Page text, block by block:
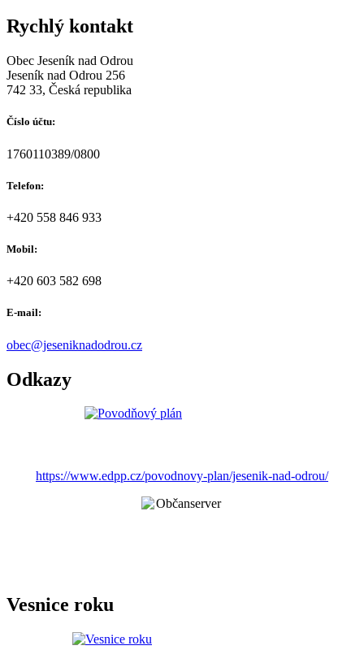
Rychlý kontakt
Obec Jeseník nad Odrou
Jeseník nad Odrou 256
742 33, Česká republika
Číslo účtu:
1760110389/0800
Telefon:
+420 558 846 933
Mobil:
+420 603 582 698
E-mail:
obec@jeseniknadodrou.cz
Odkazy
https://www.edpp.cz/povodnovy-plan/jesenik-nad-odrou/
Vesnice roku